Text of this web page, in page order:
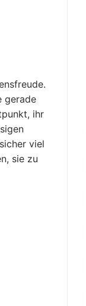
gerade
ihr
viel
sie zu